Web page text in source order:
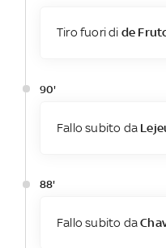
Tiro fuori di de
90'
Fallo subito da
88'
Fallo subito da